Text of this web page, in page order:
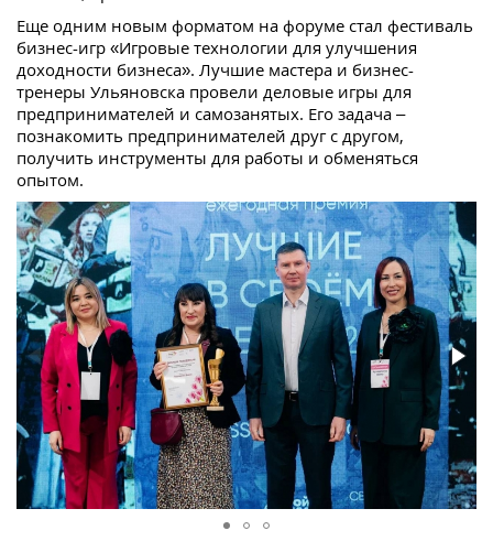
Еще одним новым форматом на форуме стал фестиваль
бизнес-игр «Игровые технологии для улучшения
доходности бизнеса». Лучшие мастера и бизнес-
тренеры Ульяновска провели деловые игры для
предпринимателей и самозанятых. Его задача –
познакомить предпринимателей друг с другом,
получить инструменты для работы и обменяться
опытом.